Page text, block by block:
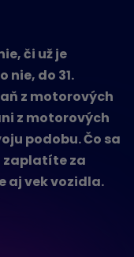
či už je
nie, do 31.
z motorových
z motorových
podobu. Čo sa
zaplatíte za
aj vek vozidla.